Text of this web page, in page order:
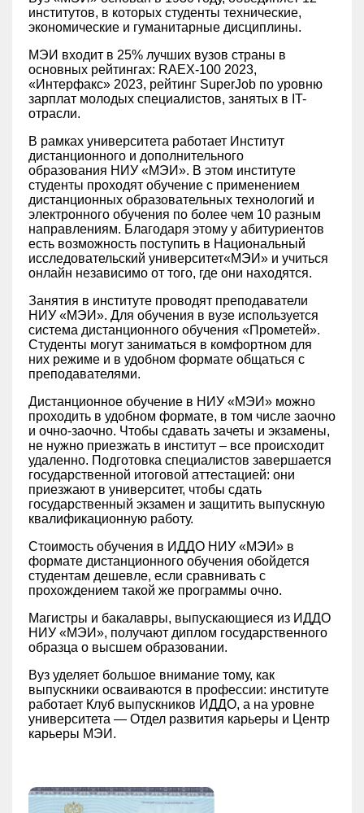
институтов, в которых студенты технические,
экономические и гуманитарные дисциплины.
МЭИ входит в 25% лучших вузов страны в
основных рейтингах: RAEX-100 2023,
«Интерфакс» 2023, рейтинг SuperJob по уровню
зарплат молодых специалистов, занятых в IT-
отрасли.
В рамках университета работает Институт
дистанционного и дополнительного
образования НИУ «МЭИ». В этом институте
студенты проходят обучение с применением
дистанционных образовательных технологий и
электронного обучения по более чем 10 разным
направлениям. Благодаря этому у абитуриентов
есть возможность поступить в Национальный
исследовательский университет«МЭИ» и учиться
онлайн независимо от того, где они находятся.
Занятия в институте проводят преподаватели
НИУ «МЭИ». Для обучения в вузе используется
система дистанционного обучения «Прометей».
Студенты могут заниматься в комфортном для
них режиме и в удобном формате общаться с
преподавателями.
Дистанционное обучение в НИУ «МЭИ» можно
проходить в удобном формате, в том числе заочно
и очно-заочно. Чтобы сдавать зачеты и экзамены,
не нужно приезжать в институт – все происходит
удаленно. Подготовка специалистов завершается
государственной итоговой аттестацией: они
приезжают в университет, чтобы сдать
государственный экзамен и защитить выпускную
квалификационную работу.
Стоимость обучения в ИДДО НИУ «МЭИ» в
формате дистанционного обучения обойдется
студентам дешевле, если сравнивать с
прохождением такой же программы очно.
Магистры и бакалавры, выпускающиеся из ИДДО
НИУ «МЭИ», получают диплом государственного
образца о высшем образовании.
Вуз уделяет большое внимание тому, как
выпускники осваиваются в профессии: институте
работает Клуб выпускников ИДДО, а на уровне
университета — Отдел развития карьеры и Центр
карьеры МЭИ.